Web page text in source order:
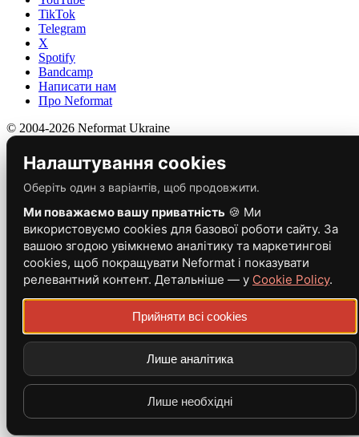
TikTok
Telegram
X
Spotify
Bandcamp
Написати нам
Про Neformat
© 2004-2026 Neformat Ukraine
Налаштування cookies
Оберіть один з варіантів, щоб продовжити.
Ми поважаємо вашу приватність 🍪 Ми
використовуємо cookies для базової роботи сайту. За
вашою згодою увімкнемо аналітику та маркетингові
cookies, щоб покращувати Neformat і показувати
релевантний контент. Детальніше — у Cookie Policy.
Прийняти всі cookies
Лише аналітика
Лише необхідні